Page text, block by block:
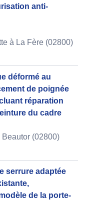
anti-
à La Fère (02800)
déformé au
de poignée
réparation
du cadre
(02800)
serrure adaptée
de la porte-